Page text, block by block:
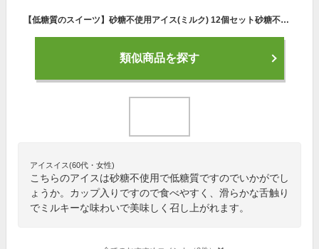
【低糖質のスイーツ】砂糖不使用アイス(ミルク) 12個セット砂糖不使用 糖質制限ダイエット【糖質制限 スイーツ 糖質制限食 糖質オフ スイーツ 糖質カット ダイエット食品 ダイエットフード カロリー コントロール 低カロリー 食品 糖質制限 おやつ ダイエット アイス】
類似商品を探す
アイスイス(60代・女性)
こちらのアイスは砂糖不使用で低糖質ですのでいかがでし
ょうか。カップ入りですので食べやすく、滑らかな舌触り
でミルキーな味わいで美味しく召し上がれます。